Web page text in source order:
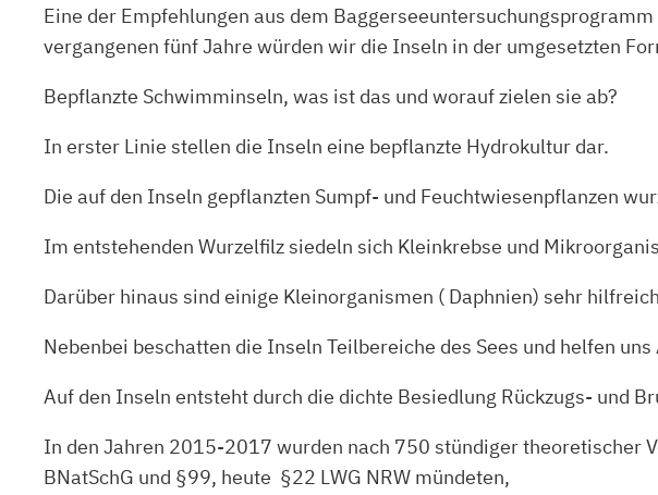
Eine der Empfehlungen aus dem
vergangenen fünf Jahre würden wir die Inseln in der umgesetzten
Bepflanzte Schwimminseln, was ist das und worauf zielen sie ab?
In erster Linie stellen die Inseln eine bepflanzte Hydrokultur dar.
Die auf den Inseln gepflanzten Sumpf- und Feuchtwiesenpflanzen
Im entstehenden Wurzelfilz siedeln sich Kleinkrebse und
Darüber hinaus sind einige Kleinorganismen ( Daphnien) sehr
Nebenbei beschatten die Inseln Teilbereiche des Sees und helfen
Auf den Inseln entsteht durch die dichte Besiedlung Rückzugs- und
In den Jahren 2015-2017 wurden nach 750 stündiger theoretischer
BNatSchG und §99, heute §22 LWG NRW mündeten,